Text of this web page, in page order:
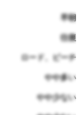
早朝
往復
ロード、ビーチ
やや多い
やや少ない